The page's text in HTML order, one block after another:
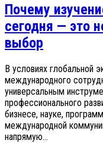
Почему
сегодня — это
выбор
В условиях глобальной
международного
универсальным
профессионального
бизнесе, науке,
международной
напрямую...